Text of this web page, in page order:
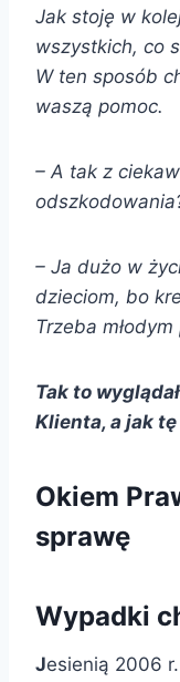
Jak stoję w
wszystkich, co
W ten sposób
waszą pomoc.
– A tak z
– Ja dużo w
dzieciom, bo
Trzeba młodym
Tak to
Klienta, a jak
Okiem
sprawę
Wypadki
Jesienią 2006